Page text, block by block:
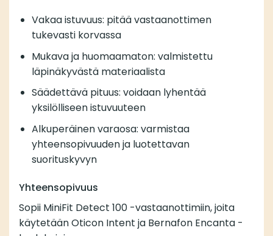
Vakaa istuvuus: pitää vastaanottimen
tukevasti korvassa
Mukava ja huomaamaton: valmistettu
läpinäkyvästä materiaalista
Säädettävä pituus: voidaan lyhentää
yksilölliseen istuvuuteen
Alkuperäinen varaosa: varmistaa
yhteensopivuuden ja luotettavan
suorituskyvyn
Yhteensopivuus
Sopii MiniFit Detect 100 -vastaanottimiin, joita
käytetään Oticon Intent ja Bernafon Encanta -